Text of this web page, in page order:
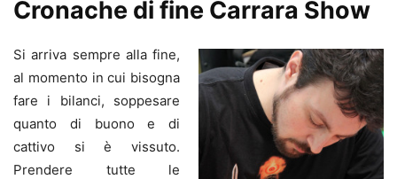
Cronache di fine Carrara Show
Si arriva sempre alla fine,
al momento in cui bisogna
fare i bilanci, soppesare
quanto di buono e di
cattivo si è vissuto.
Prendere tutte le